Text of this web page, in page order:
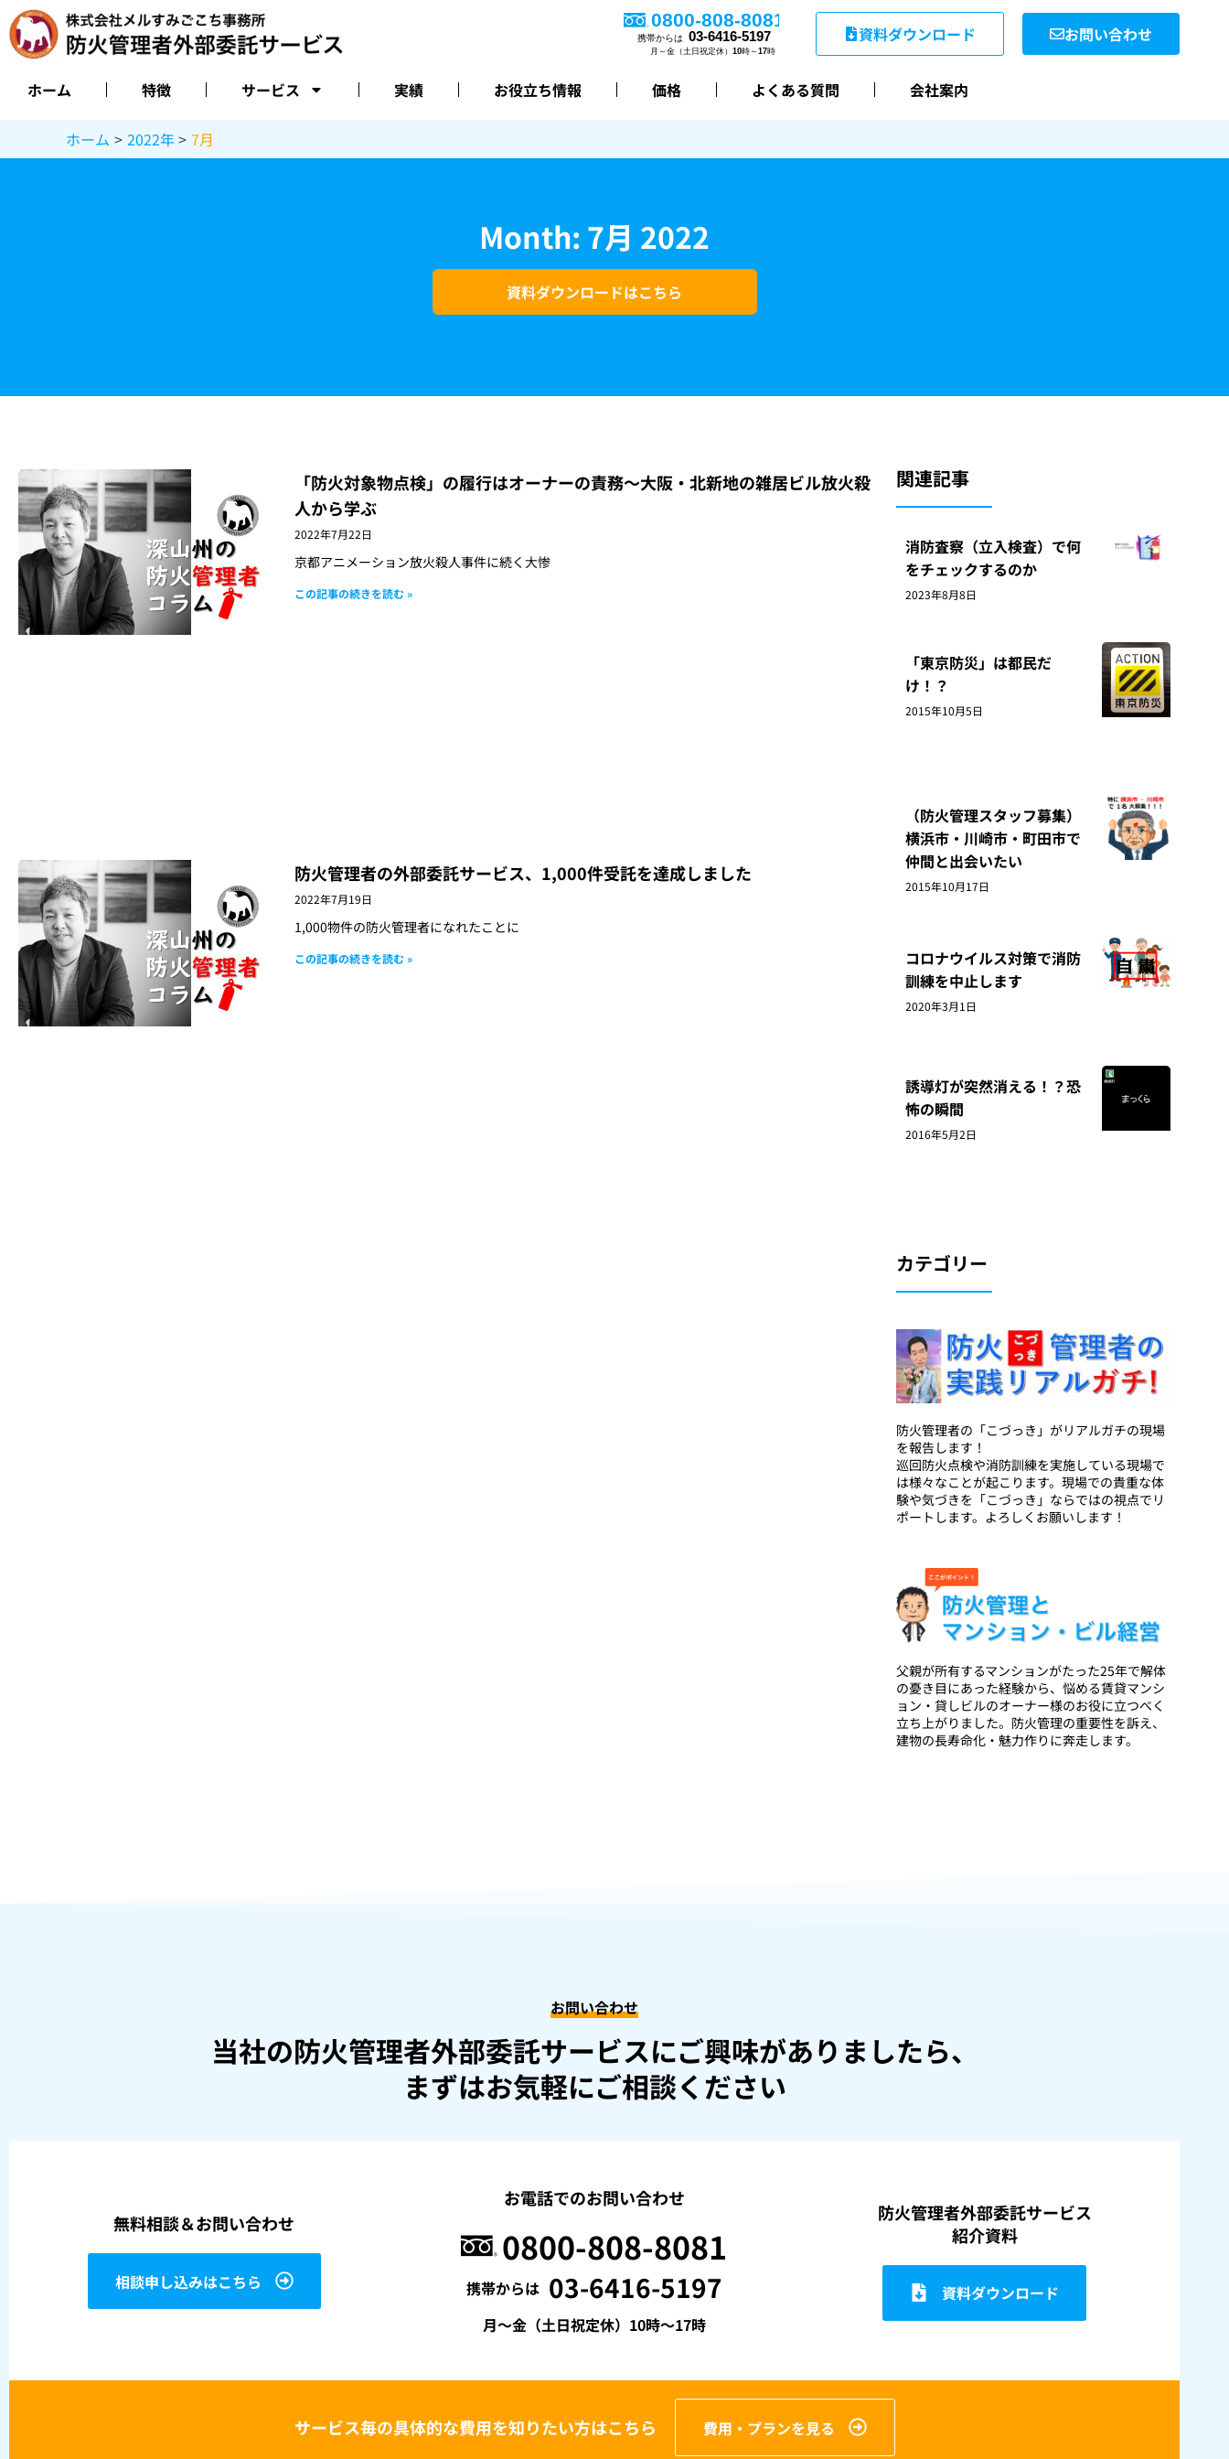
容
を
資料ダウンロード お問い合わせ
ホーム 特徴 サービス 実績 お役立ち情報 価格 よくある質問 会社案内
ホーム 2022年 7月
Month: 7月 2022
資料ダウンロードはこちら
「防火対象物点検」の履行はオーナーの責務～大阪・北新地の雑居ビル放火殺
人から学ぶ
2022年7月22日
京都アニメーション放火殺人事件に続く大惨
この記事の続きを読む »
防火管理者の外部委託サービス、1,000件受託を達成しました
2022年7月19日
1,000物件の防火管理者になれたことに
この記事の続きを読む »
関連記事
消防査察（立入検査）で何
をチェックするのか
2023年8月8日
「東京防災」は都民だ
け！？
2015年10月5日
（防火管理スタッフ募集）
横浜市・川崎市・町田市で
仲間と出会いたい
2015年10月17日
コロナウイルス対策で消防
訓練を中止します
2020年3月1日
誘導灯が突然消える！？恐
怖の瞬間
2016年5月2日
カテゴリー
防火管理者の「こづっき」がリアルガチの現場
を報告します！
巡回防火点検や消防訓練を実施している現場で
は様々なことが起こります。現場での貴重な体
験や気づきを「こづっき」ならではの視点でリ
ポートします。よろしくお願いします！
父親が所有するマンションがたった25年で解体
の憂き目にあった経験から、悩める賃貸マンシ
ョン・貸しビルのオーナー様のお役に立つべく
立ち上がりました。防火管理の重要性を訴え、
建物の長寿命化・魅力作りに奔走します。
お問い合わせ
当社の防火管理者外部委託サービスにご興味がありましたら、
まずはお気軽にご相談ください
無料相談＆お問い合わせ
相談申し込みはこちら
お電話でのお問い合わせ
0800-808-8081
携帯からは 03-6416-5197
月〜金（土日祝定休）10時〜17時
防火管理者外部委託サービス
紹介資料
資料ダウンロード
サービス毎の具体的な費用を知りたい方はこちら 費用・プランを見る